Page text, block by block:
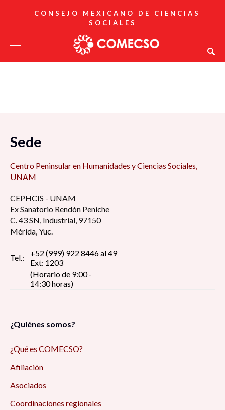
CONSEJO MEXICANO DE CIENCIAS
SOCIALES
Sede
Centro Peninsular en Humanidades y Ciencias Sociales,
UNAM
CEPHCIS - UNAM
Ex Sanatorio Rendón Peniche
C. 43 SN, Industrial, 97150
Mérida, Yuc.
Tel.:
+52 (999) 922 8446 al 49
Ext: 1203
(Horario de 9:00 -
14:30 horas)
¿Quiénes somos?
¿Qué es COMECSO?
Afiliación
Asociados
Coordinaciones regionales